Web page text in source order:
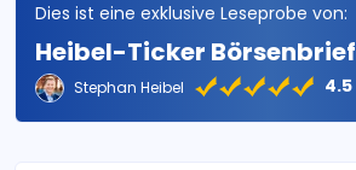
Dies ist eine exklusive Leseprobe von:
Heibel-Ticker Börsenbrief
Stephan Heibel 4.5